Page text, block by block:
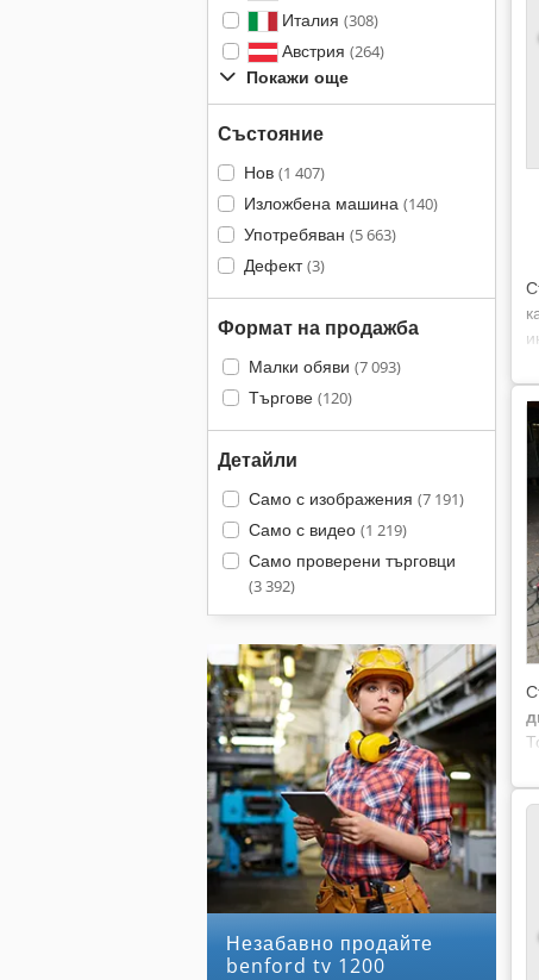
Италия (308)
Австрия (264)
Покажи още
Състояние
Нов (1 407)
Изложбена машина (140)
Употребяван (5 663)
Дефект(3)
Формат на продажба
Малки обяви (7 093)
Търгове (120)
Детайли
Само с изображения (7 191)
Само с видео (1 219)
Само проверени търговци
(3 392)
Незабавно продайте
benford tv 1200